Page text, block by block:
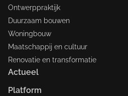
Ontwerppraktijk
Duurzaam bouwen
Woningbouw
Maatschappij en cultuur
Renovatie en transformatie
Actueel
Platform